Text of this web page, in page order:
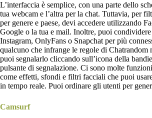
L’interfaccia è semplice, con una parte dello
tua webcam e l’altra per la chat. Tuttavia, per
per genere e paese, devi accedere utilizzando
Google o la tua e mail. Inoltre, puoi
Instagram, OnlyFans o Snapchat per più
qualcuno che infrange le regole di Chatrandom
puoi segnalarlo cliccando sull’icona della
pulsante di segnalazione. Ci sono molte
come effetti, sfondi e filtri facciali che puoi
in tempo reale. Puoi ordinare gli utenti per
Camsurf